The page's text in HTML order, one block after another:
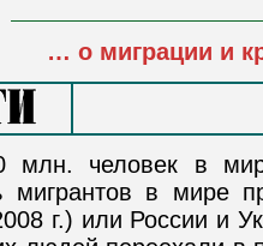
… о миграции и
человек в
мигрантов в мире
г.) или России и